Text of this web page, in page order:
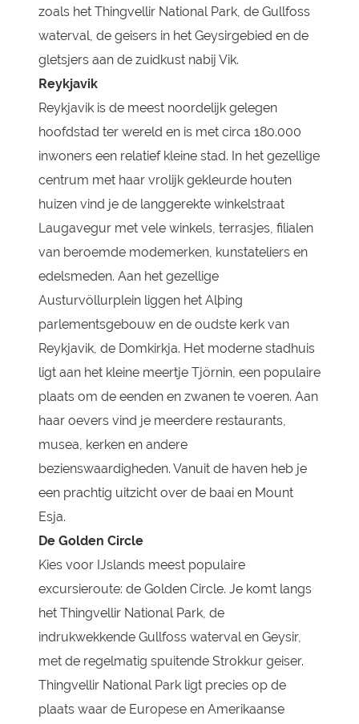
zoals het Thingvellir National Park, de Gullfoss
waterval, de geisers in het Geysirgebied en de
gletsjers aan de zuidkust nabij Vik.
Reykjavik
Reykjavik is de meest noordelijk gelegen
hoofdstad ter wereld en is met circa 180.000
inwoners een relatief kleine stad. In het gezellige
centrum met haar vrolijk gekleurde houten
huizen vind je de langgerekte winkelstraat
Laugavegur met vele winkels, terrasjes, filialen
van beroemde modemerken, kunstateliers en
edelsmeden. Aan het gezellige
Austurvöllurplein liggen het Alþing
parlementsgebouw en de oudste kerk van
Reykjavik, de Domkirkja. Het moderne stadhuis
ligt aan het kleine meertje Tjörnin, een populaire
plaats om de eenden en zwanen te voeren. Aan
haar oevers vind je meerdere restaurants,
musea, kerken en andere
bezienswaardigheden. Vanuit de haven heb je
een prachtig uitzicht over de baai en Mount
Esja.
De Golden Circle
Kies voor IJslands meest populaire
excursieroute: de Golden Circle. Je komt langs
het Thingvellir National Park, de
indrukwekkende Gullfoss waterval en Geysir,
met de regelmatig spuitende Strokkur geiser.
Thingvellir National Park ligt precies op de
plaats waar de Europese en Amerikaanse